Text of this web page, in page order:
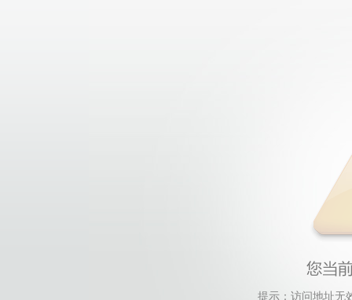
提示：访问地址无